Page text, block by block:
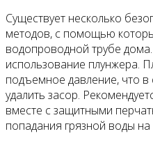
Существует несколько
методов, с помощью
водопроводной трубе
использование плунжера.
подъемное давление, что
удалить засор.
вместе с защитными
попадания грязной воды на